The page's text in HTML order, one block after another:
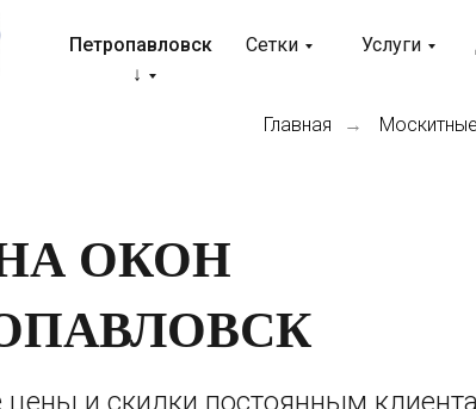
Услуги
Петропавловск
↓
Сетки
Главная →
ОКОН
и скидки постоянным